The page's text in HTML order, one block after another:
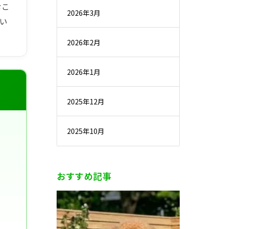
2026年3月
2026年2月
2026年1月
2025年12月
2025年10月
おすすめ記事